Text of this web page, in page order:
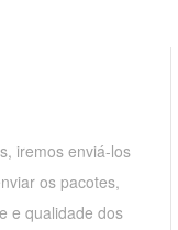
iremos enviá-los
os pacotes,
e qualidade dos